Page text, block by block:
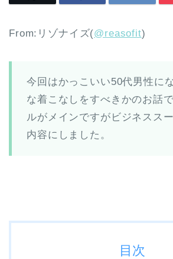
From:リゾナイズ(@reasofit)
今回はかっこいい50代男性に
な着こなしをすべきかのお話
ルがメインですがビジネスス
内容にしました。
目次